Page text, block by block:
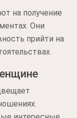
на получение
Они
прийти на